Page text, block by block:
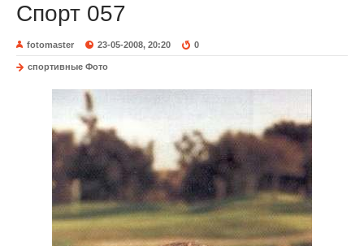
Спорт 057
fotomaster 23-05-2008, 20:20 0
спортивные Фото